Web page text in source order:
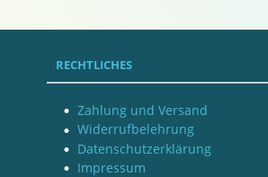
RECHTLICHES
Zahlung und Versand
Widerrufbelehrung
Datenschutzerklärung
Impressum